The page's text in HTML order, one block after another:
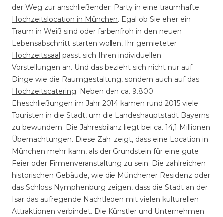
der Weg zur anschließenden Party in eine traumhafte
Hochzeitslocation in München. Egal ob Sie eher ein
Traum in Weiß sind oder farbenfroh in den neuen
Lebensabschnitt starten wollen, Ihr gemieteter
Hochzeitssaal passt sich Ihren individuellen
Vorstellungen an. Und das bezieht sich nicht nur auf
Dinge wie die Raumgestaltung, sondern auch auf das
Hochzeitscatering. Neben den ca. 9.800
Eheschließungen im Jahr 2014 kamen rund 2015 viele
Touristen in die Stadt, um die Landeshauptstadt Bayerns
zu bewundern. Die Jahresbilanz liegt bei ca. 14,1 Millionen
Übernachtungen. Diese Zahl zeigt, dass eine Location in
München mehr kann, als der Grundstein für eine gute
Feier oder Firmenveranstaltung zu sein. Die zahlreichen
historischen Gebäude, wie die Münchener Residenz oder
das Schloss Nymphenburg zeigen, dass die Stadt an der
Isar das aufregende Nachtleben mit vielen kulturellen
Attraktionen verbindet. Die Künstler und Unternehmen